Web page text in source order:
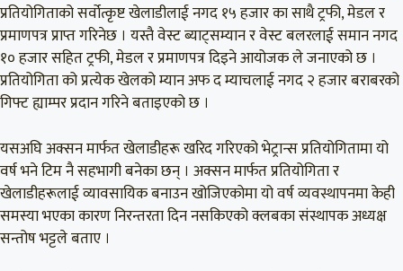
प्रतियोगिताको सर्वोत्कृष्ट खेलाडीलाई नगद १५ हजार का साथै ट्रफी, मेडल र
प्रमाणपत्र प्राप्त गरिनेछ । यस्तै वेस्ट ब्याट्सम्यान र वेस्ट बलरलाई समान नगद
१० हजार सहित ट्रफी, मेडल र प्रमाणपत्र दिइने आयोजक ले जनाएको छ ।
प्रतियोगिता को प्रत्येक खेलको म्यान अफ द म्याचलाई नगद २ हजार बराबरको
गिफ्ट ह्याम्पर प्रदान गरिने बताइएको छ ।
यसअघि अक्सन मार्फत खेलाडीहरू खरिद गरिएको भेट्रान्स प्रतियोगितामा यो
वर्ष भने टिम नै सहभागी बनेका छन् । अक्सन मार्फत प्रतियोगिता र
खेलाडीहरूलाई व्यावसायिक बनाउन खोजिएकोमा यो वर्ष व्यवस्थापनमा केही
समस्या भएका कारण निरन्तरता दिन नसकिएको क्लबका संस्थापक अध्यक्ष
सन्तोष भट्टले बताए ।